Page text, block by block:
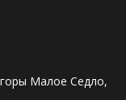
горы Малое Седло,